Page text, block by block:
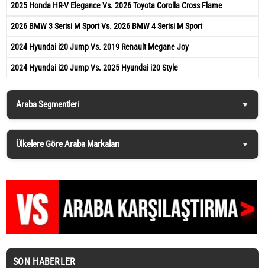
2025 Honda HR-V Elegance Vs. 2026 Toyota Corolla Cross Flame
2026 BMW 3 Serisi M Sport Vs. 2026 BMW 4 Serisi M Sport
2024 Hyundai i20 Jump Vs. 2019 Renault Megane Joy
2024 Hyundai i20 Jump Vs. 2025 Hyundai i20 Style
Araba Segmentleri
Ülkelere Göre Araba Markaları
SON HABERLER